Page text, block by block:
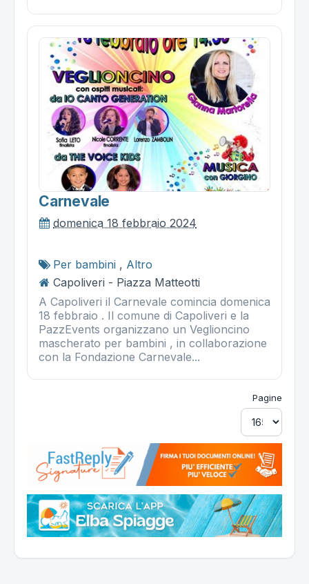
Carnevale
domenica 18 febbraio 2024
Per bambini , Altro
Capoliveri - Piazza Matteotti
A Capoliveri il Carnevale comincia domenica
18 febbraio . Il comune di Capoliveri e la
PazzEvents organizzano un Veglioncino
mascherato per bambini , in collaborazione
con la Fondazione Carnevale...
Pagine